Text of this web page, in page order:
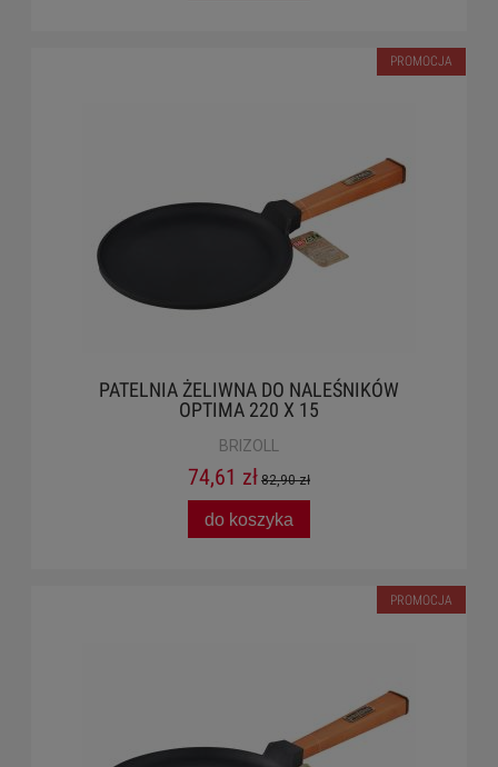
PATELNIA ŻELIWNA DO NALEŚNIKÓW
OPTIMA 220 X 15
BRIZOLL
74,61 zł 82,90 zł
do koszyka
PROMOCJA
PROMOCJA